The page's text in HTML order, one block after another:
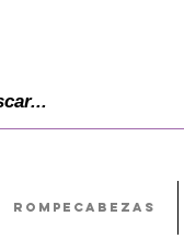
ROMPECABEZAS